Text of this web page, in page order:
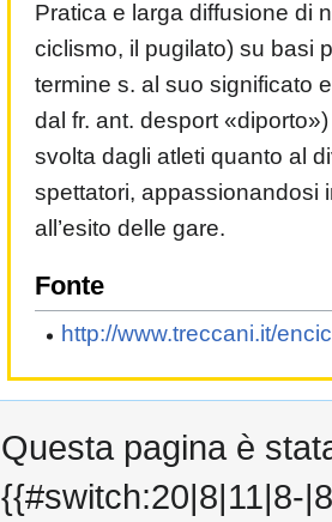
Pratica e larga diffusione di
ciclismo, il pugilato) su basi
termine s. al suo significato
dal fr. ant. desport
svolta dagli atleti quanto al
spettatori, appassionandosi
all’esito delle gare.
Fonte
http://www.treccani.it/
Questa pagina è
{{#switch:20|8|11|8-